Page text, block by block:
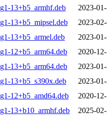
13+b5_armhf.deb
2023-
13+b5_mipsel.deb
2023-
13+b5_armel.deb
2023-
12+b5_arm64.deb
2020-
13+b5_arm64.deb
2023-
13+b5_s390x.deb
2023-
12+b5_amd64.deb
2020-
13+b10_armhf.deb
2025-